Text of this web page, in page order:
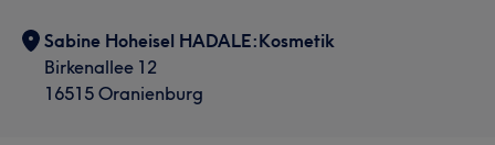
Sabine Hoheisel HADALE:Kosmetik
Birkenallee 12
16515 Oranienburg